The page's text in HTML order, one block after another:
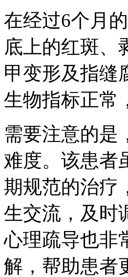
在经过6个月
底上的红斑、
甲变形及指缝
生物指标正常
需要注意的是
难度。该患者
期规范的治疗
生交流，及时
心理疏导也非
解，帮助患者